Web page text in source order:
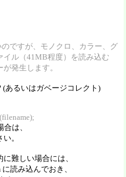
ですが、モノクロ、カラー、グ
イル（41MB程度）を読み込む
発生します。
(あるいはガベージコレクト)
は、
。
難しい場合には、
読み込んでおき、